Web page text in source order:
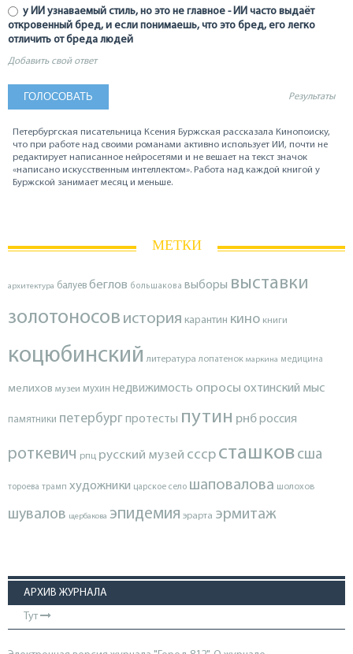
у ИИ узнаваемый стиль, но это не главное - ИИ часто выдаёт
откровенный бред, и если понимаешь, что это бред, его легко
отличить от бреда людей
Добавить свой ответ
Результаты
Петербургская писательница Ксения Буржская рассказала Кинопоиску,
что при работе над своими романами активно использует ИИ, почти не
редактирует написанное нейросетями и не вешает на текст значок
«написано искусственным интеллектом». Работа над каждой книгой у
Буржской занимает месяц и меньше.
МЕТКИ
архитектура балуев беглов большакова выборы выставки
золотоносов история карантин кино книги
коцюбинский литература лопатенок маркина медицина
мелихов музеи мухин недвижимость опросы охтинский мыс
памятники петербургпротесты путин рнброссия
роткевич рпц русский музей ссср сташков сша
тороева трамп художники царское село шаповалова шолохов
шувалов щербакова эпидемия эрарта эрмитаж
АРХИВ ЖУРНАЛА
Тут